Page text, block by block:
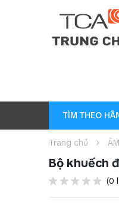
TÌM THEO
Trang chủ
Bộ khuếch
(0